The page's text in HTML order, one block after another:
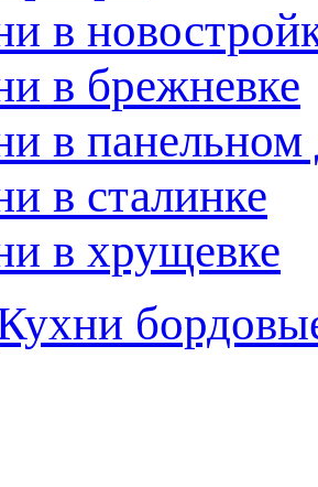
в
в брежневке
в панельном
в сталинке
в хрущевке